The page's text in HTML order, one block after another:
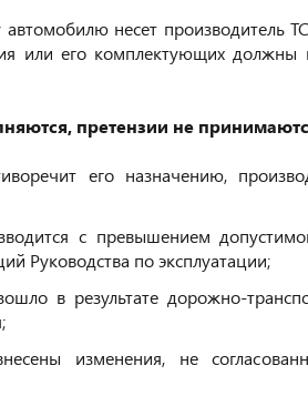
автомобилю несет
или его комплектующих
претензии не
его назначению,
с превышением
Руководства по эксплуатации;
в результате дорожно-
изменения, не